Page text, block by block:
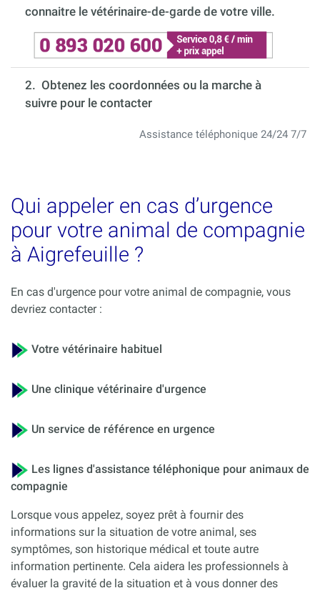
connaitre le vétérinaire-de-garde de votre ville.
2. Obtenez les coordonnées ou la marche à
suivre pour le contacter
Assistance téléphonique 24/24 7/7
Qui appeler en cas d’urgence
pour votre animal de compagnie
à Aigrefeuille ?
En cas d'urgence pour votre animal de compagnie, vous
devriez contacter :
Votre vétérinaire habituel
Une clinique vétérinaire d'urgence
Un service de référence en urgence
Les lignes d'assistance téléphonique pour animaux de
compagnie
Lorsque vous appelez, soyez prêt à fournir des
informations sur la situation de votre animal, ses
symptômes, son historique médical et toute autre
information pertinente. Cela aidera les professionnels à
évaluer la gravité de la situation et à vous donner des